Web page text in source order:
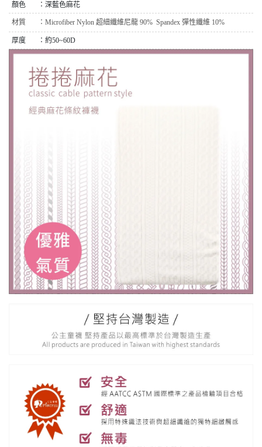
顏色 ：深藍色麻花
材質 ： Microfiber Nylon 超細纖維尼龍 90% Spandex 彈性纖維 10%
厚度 ：約50~60D